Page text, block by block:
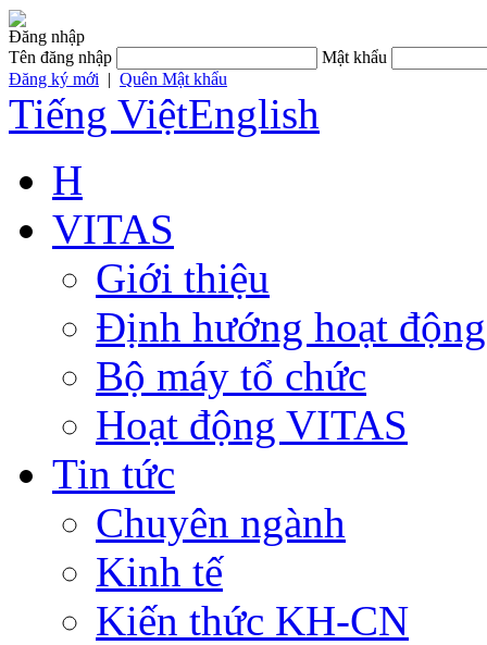
Đăng nhập
Tên đăng nhập
Mật khẩu
Đăng ký mới | Quên Mật khẩu
Tiếng ViệtEnglish
H
VITAS
Giới thiệu
Định hướng hoạt động
Bộ máy tổ chức
Hoạt động VITAS
Tin tức
Chuyên ngành
Kinh tế
Kiến thức KH-CN